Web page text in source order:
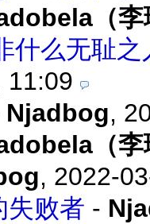
（李
什么无耻
11:09
Njadbog,
（李
, 2022-
失败者 -